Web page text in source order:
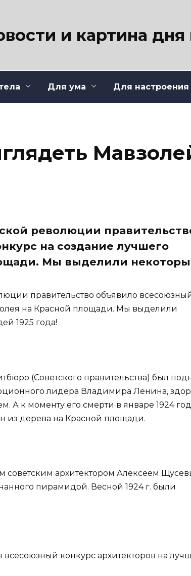
и картина
Для ума Для настроения
революции
на создание лучшего
Мы выделили
правительство объявило
на Красной площади. Мы выделили
1925 года!
(Советского правительства) был
лидера Владимира Ленина,
А к моменту его смерти в январе 1924
из дерева на Красной площади.
советским архитектором Алексеем
пирамидой. Весной 1924 г. были
всесоюзный конкурс архитекторов на